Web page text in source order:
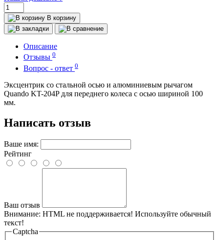
В корзину
Описание
Отзывы 0
Вопрос - ответ 0
Эксцентрик со стальной осью и алюминиевым рычагом
Quando KT-204P для переднего колеса с осью шириной 100
мм.
Написать отзыв
Ваше имя:
Рейтинг
Ваш отзыв
Внимание: HTML не поддерживается! Используйте обычный
текст!
Captcha